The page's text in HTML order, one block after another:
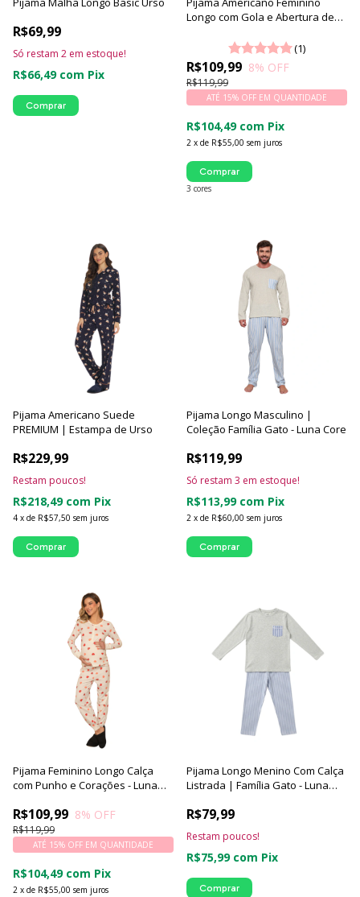
R$69,99
R$66,49 com Pix
Só restam 2 em estoque!
Comprar
Longo com Gola e Abertura de
Luna Cuore
(1)
R$109,99
R$119,99
8% OFF
2 x de R$55,00 sem juros
ATÉ 15% OFF EM QUANTIDADE
R$104,49 com Pix
3 cores
Comprar
Pijama Americano Suede
PREMIUM | Estampa de Urso
R$229,99
4 x de R$57,50 sem juros
R$218,49 com Pix
Restam poucos!
Comprar
Pijama Longo Masculino |
Coleção Família Gato - Luna Core
R$119,99
2 x de R$60,00 sem juros
R$113,99 com Pix
Só restam 3 em estoque!
Comprar
Pijama Feminino Longo Calça
com Punho e Corações - Luna
R$109,99
R$119,99
8% OFF
2 x de R$55,00 sem juros
ATÉ 15% OFF EM QUANTIDADE
R$104,49 com Pix
Pijama Longo Menino Com Calça
Listrada | Família Gato - Luna
R$79,99
R$75,99 com Pix
Restam poucos!
Comprar